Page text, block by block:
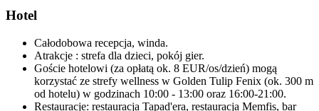
Hotel
Całodobowa recepcja, winda.
Atrakcje : strefa dla dzieci, pokój gier.
Goście hotelowi (za opłatą ok. 8 EUR/os/dzień) mogą
korzystać ze strefy wellness w Golden Tulip Fenix (ok. 300 m
od hotelu) w godzinach 10:00 - 13:00 oraz 16:00-21:00.
Restauracje: restauracja Tapad'era, restauracja Memfis, bar